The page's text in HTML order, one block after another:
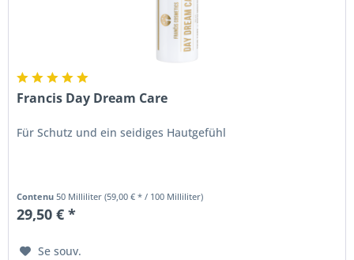
Francis Day Dream Care
Für Schutz und ein seidiges Hautgefühl
Contenu50 Milliliter(59,00 € * / 100 Milliliter)
29,50 € *
Se souv.